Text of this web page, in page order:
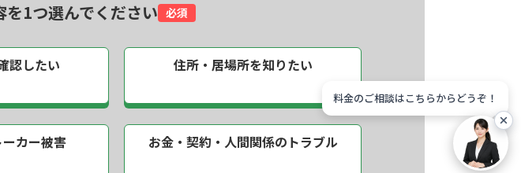
を1つ選んでください 必須
認したい 住所・居場所を知りたい
ーカー被害 お金・契約・ 人間関係のトラブル
料金のご相談はこちらからどうぞ！